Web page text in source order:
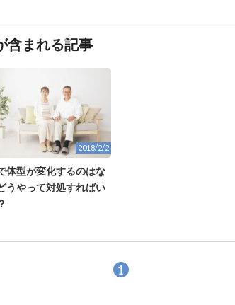
含まれる記事
2018/2/2
体型が変化するのはな
うやって対処すればい
1